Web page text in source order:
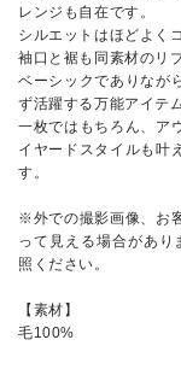
レンジも自在です。
シルエットはほどよく
袖口と裾も同素材のリ
ベーシックでありなが
ず活躍する万能アイテ
一枚ではもちろん、ア
イヤードスタイルも叶
す。
※外での撮影画像、お
って見える場合があ
照ください。
【素材】
毛100%